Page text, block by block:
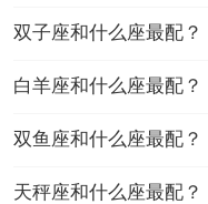
双子座和什么座最配？
白羊座和什么座最配？
双鱼座和什么座最配？
天秤座和什么座最配？